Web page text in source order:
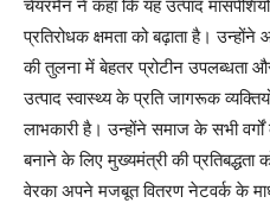
चेयरमैन ने कहा कि यह उत्पाद
प्रतिरोधक क्षमता को बढ़ाता है।
की तुलना में बेहतर प्रोटीन उपलब्धता
उत्पाद स्वास्थ्य के प्रति जागरूक
लाभकारी है। उन्होंने समाज के सभी
बनाने के लिए मुख्यमंत्री की प्रतिबद्धता
वेरका अपने मजबूत वितरण नेटवर्क के